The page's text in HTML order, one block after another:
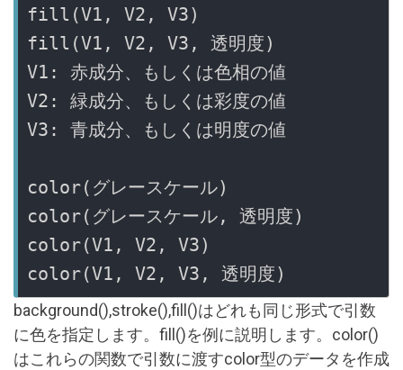
fill(V1, V2, V3)
fill(V1, V2, V3, 透明度)
V1: 赤成分、もしくは色相の値
V2: 緑成分、もしくは彩度の値
V3: 青成分、もしくは明度の値
color(グレースケール)
color(グレースケール, 透明度)
color(V1, V2, V3)
color(V1, V2, V3, 透明度)
background(),stroke(),fill()はどれも同じ形式で引数
に色を指定します。fill()を例に説明します。color()
はこれらの関数で引数に渡すcolor型のデータを作成